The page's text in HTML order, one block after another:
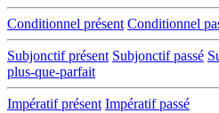
Conditionnel présent Conditionnel
Subjonctif présent Subjonctif passé
plus-que-parfait
Impératif présent Impératif passé